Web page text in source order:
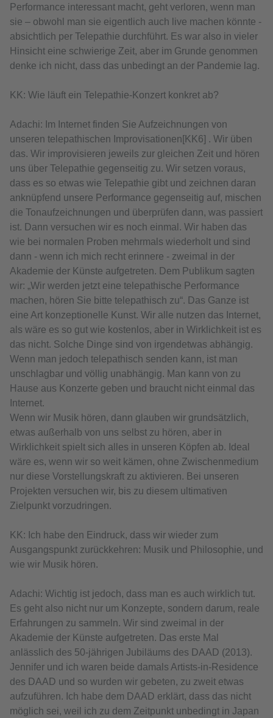
Performance interessant macht, geht verloren, wenn man
sie – obwohl man sie eigentlich auch live machen könnte -
absichtlich per Telepathie durchführt. Es war also in vieler
Hinsicht eine schwierige Zeit, aber im Grunde genommen
denke ich nicht, dass das unbedingt an der Pandemie lag.
KK: Wie läuft ein Telepathie-Konzert konkret ab?
Adachi: Im Internet finden Sie Aufzeichnungen von
unseren telepathischen Improvisationen[KK6] . Wir üben
das. Wir improvisieren jeweils zur gleichen Zeit und hören
uns über Telepathie gegenseitig zu. Wir setzen voraus,
dass es so etwas wie Telepathie gibt und zeichnen daran
anknüpfend unsere Performance gegenseitig auf, mischen
die Tonaufzeichnungen und überprüfen dann, was passiert
ist. Dann versuchen wir es noch einmal. Wir haben das
wie bei normalen Proben mehrmals wiederholt und sind
dann - wenn ich mich recht erinnere - zweimal in der
Akademie der Künste aufgetreten. Dem Publikum sagten
wir: „Wir werden jetzt eine telepathische Performance
machen, hören Sie bitte telepathisch zu“. Das Ganze ist
eine Art konzeptionelle Kunst. Wir alle nutzen das Internet,
als wäre es so gut wie kostenlos, aber in Wirklichkeit ist es
das nicht. Solche Dinge sind von irgendetwas abhängig.
Wenn man jedoch telepathisch senden kann, ist man
unschlagbar und völlig unabhängig. Man kann von zu
Hause aus Konzerte geben und braucht nicht einmal das
Internet.
Wenn wir Musik hören, dann glauben wir grundsätzlich,
etwas außerhalb von uns selbst zu hören, aber in
Wirklichkeit spielt sich alles in unseren Köpfen ab. Ideal
wäre es, wenn wir so weit kämen, ohne Zwischenmedium
nur diese Vorstellungskraft zu aktivieren. Bei unseren
Projekten versuchen wir, bis zu diesem ultimativen
Zielpunkt vorzudringen.
KK: Ich habe den Eindruck, dass wir wieder zum
Ausgangspunkt zurückkehren: Musik und Philosophie, und
wie wir Musik hören.
Adachi: Wichtig ist jedoch, dass man es auch wirklich tut.
Es geht also nicht nur um Konzepte, sondern darum, reale
Erfahrungen zu sammeln. Wir sind zweimal in der
Akademie der Künste aufgetreten. Das erste Mal
anlässlich des 50-jährigen Jubiläums des DAAD (2013).
Jennifer und ich waren beide damals Artists-in-Residence
des DAAD und so wurden wir gebeten, zu zweit etwas
aufzuführen. Ich habe dem DAAD erklärt, dass das nicht
möglich sei, weil ich zu dem Zeitpunkt unbedingt in Japan